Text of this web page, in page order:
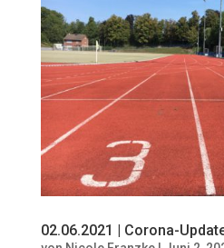
02.06.2021 | Corona-